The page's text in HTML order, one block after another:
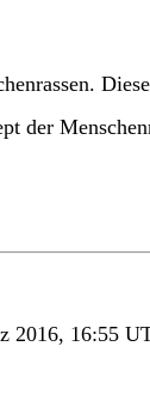
der
2016, 16:55